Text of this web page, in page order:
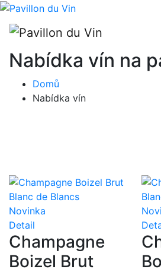
Nabídka vín na
Domů
Nabídka vín
Novinka
Detail
Champagne
Boizel Brut